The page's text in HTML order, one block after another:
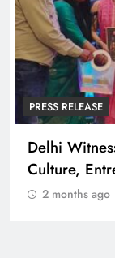
PRESS RELEASE
Delhi
Culture,
2 months ago